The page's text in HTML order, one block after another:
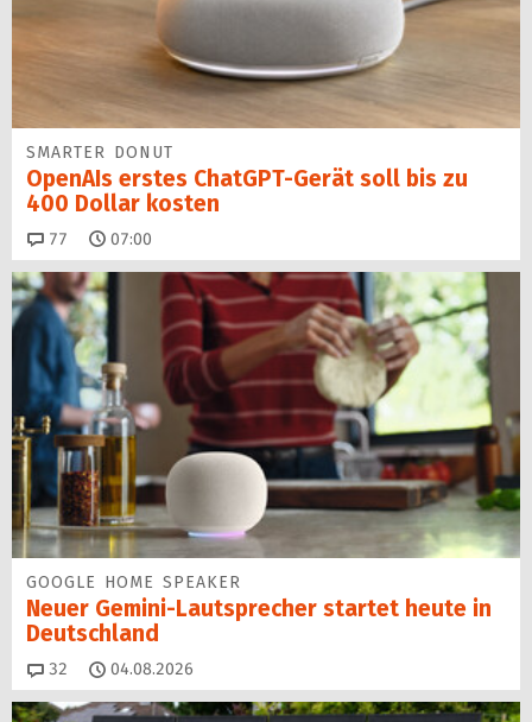
SMARTER DONUT
OpenAIs erstes ChatGPT-Gerät soll bis zu
400 Dollar kosten
77 Kommentare
07:00
GOOGLE HOME SPEAKER
Neuer Gemini-Laut­spre­cher startet heu­te in
Deutschland
32 Kommentare
04.08.2026